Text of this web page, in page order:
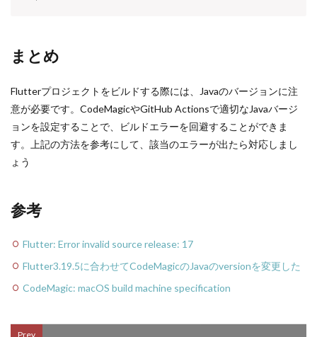
まとめ
Flutterプロジェクトをビルドする際には、Javaのバージョンに注
意が必要です。CodeMagicやGitHub Actionsで適切なJavaバージ
ョンを設定することで、ビルドエラーを回避することができま
す。上記の方法を参考にして、該当のエラーが出たら対応しまし
ょう
参考
Flutter: Error invalid source release: 17
Flutter3.19.5に合わせてCodeMagicのJavaのversionを変更した
CodeMagic: macOS build machine specification
Prev